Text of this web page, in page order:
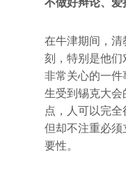
在牛津期间，
刻，特别是他们
非常关心的一
生受到锡克大
点，人可以完全
但却不注重必
要性。